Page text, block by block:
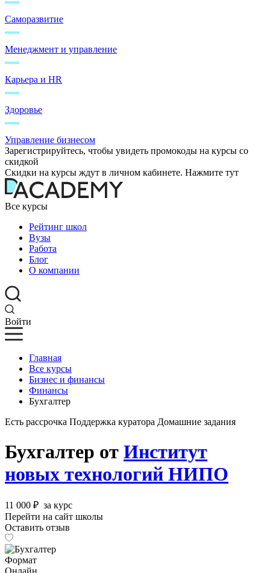
Саморазвитие
Менеджмент и управление
Карьера и HR
Здоровье
Управление бизнесом
Зарегистрируйтесь, чтобы увидеть промокоды на курсы со
скидкой
Скидки на курсы ждут в личном кабинете. Нажмите тут
Все курсы
Рейтинг школ
Вузы
Работа
Блог
О компании
Войти
Главная
Все курсы
Бизнес и финансы
Финансы
Бухгалтер
Есть рассрочка Поддержка куратора Домашние задания
Бухгалтер от Институт
новых технологий НИПО
11 000 ₽ за курс
Перейти на сайт школы
Оставить отзыв
Формат